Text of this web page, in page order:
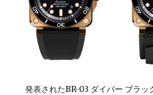
発表されたBR-03 ダイバー ブラッ